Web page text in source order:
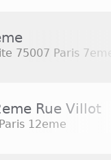
75007 Paris
Rue Villot
12eme